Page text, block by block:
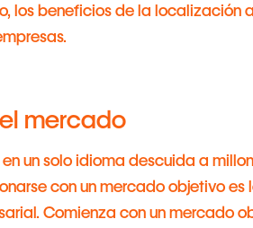
los beneficios de la localización
mercado
un solo idioma descuida a
con un mercado objetivo es
Comienza con un mercado